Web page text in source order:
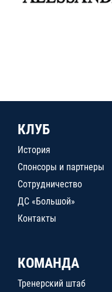
КЛУБ
История
Спонсоры и партнеры
Сотрудничество
ДС «Большой»
Контакты
КОМАНДА
Тренерский штаб